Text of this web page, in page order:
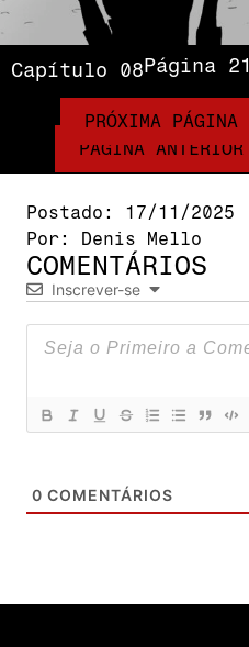
Capítulo 08Página 21
PÁGINA ANTERIOR
PRÓXIMA PÁGINA
Postado:
17/11/2025
Por:
Denis Mello
COMENTÁRIOS
Inscrever-se
0 COMENTÁRIOS